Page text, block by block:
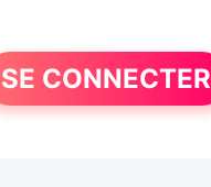
SE CONNECTER